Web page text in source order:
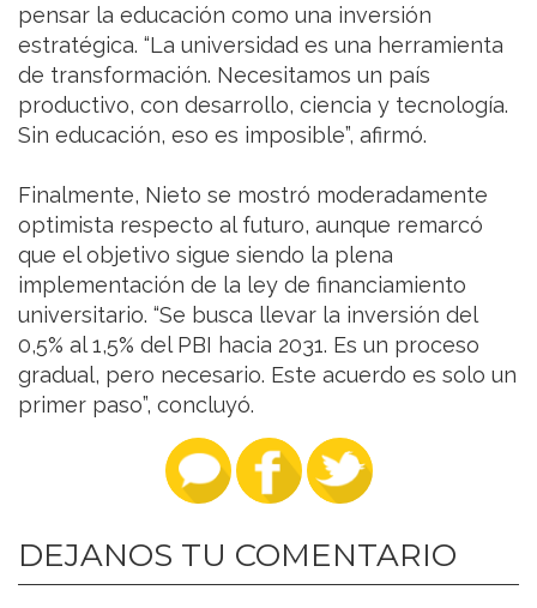
pensar la educación como una inversión
estratégica. “La universidad es una herramienta
de transformación. Necesitamos un país
productivo, con desarrollo, ciencia y tecnología.
Sin educación, eso es imposible”, afirmó.
Finalmente, Nieto se mostró moderadamente
optimista respecto al futuro, aunque remarcó
que el objetivo sigue siendo la plena
implementación de la ley de financiamiento
universitario. “Se busca llevar la inversión del
0,5% al 1,5% del PBI hacia 2031. Es un proceso
gradual, pero necesario. Este acuerdo es solo un
primer paso”, concluyó.
DEJANOS TU COMENTARIO